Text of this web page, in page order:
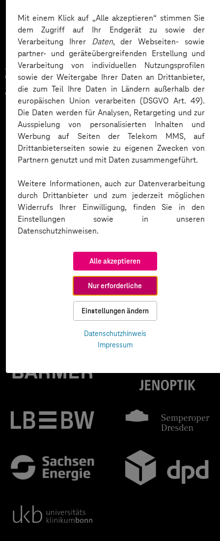
Mit einem Klick auf „Alle akzeptieren“ stimmen Sie
dem Zugriff auf Ihr Endgerät zu sowie der
Verarbeitung Ihrer Daten, der Webseiten- sowie
partner- und geräteübergreifenden Erstellung und
Verarbeitung von individuellen Nutzungsprofilen
sowie der Weitergabe Ihrer Daten an Drittanbieter,
die zum Teil Ihre Daten in Ländern außerhalb der
europäischen Union verarbeiten (DSGVO Art. 49).
Die Daten werden für Analysen, Retargeting und zur
Ausspielung von personalisierten Inhalten und
Werbung auf Seiten der Telekom MMS, auf
Drittanbieterseiten sowie zu eigenen Zwecken von
Partnern genutzt und mit Daten zusammengeführt.
Weitere Informationen, auch zur Datenverarbeitung
durch Drittanbieter und zum jederzeit möglichen
Widerrufs Ihrer Einwilligung, finden Sie in den
Einstellungen sowie in unseren
Datenschutzhinweisen.
Alle akzeptieren
Nur erforderliche
Einstellungen ändern
Datenschutzhinweis
Impressum
Zahlreiche Unternehmen
vertrauen auf unsere
Expertise. Hier eine Auswahl: